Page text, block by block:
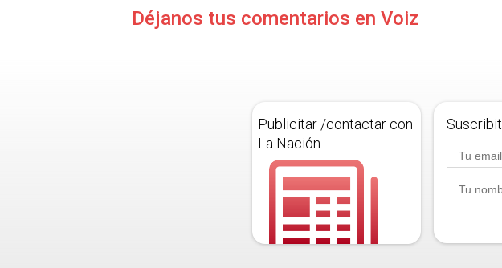
Déjanos tus comentarios en Voiz
Publicitar /contactar con
La Nación